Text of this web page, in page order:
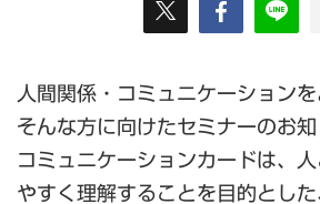
人間関係・コミュニケーション
そんな方に向けたセミナーのお知
コミュニケーションカードは、
やすく理解することを目的とし